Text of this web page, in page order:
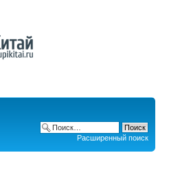
Расширенный поиск